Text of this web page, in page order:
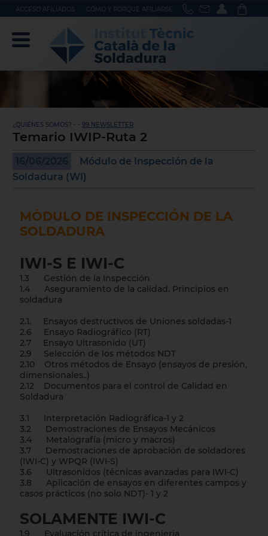
ACCÉSO AFILIADOS CÓMO Y PORQUÉ AFILIARSE
¿QUIÉNES SOMOS? - - 99 NEWSLETTER
Temario IWIP-Ruta 2
16/06/2026
Módulo de Inspección de la
Soldadura (WI)
MÓDULO DE INSPECCIÓN DE LA
SOLDADURA
IWI-S E IWI-C
1.3 Gestión de la Inspección
1.4 Aseguramiento de la calidad. Principios en
soldadura
2.1. Ensayos destructivos de Uniones soldadas-1
2.6 Ensayo Radiográfico (RT)
2.7 Ensayo Ultrasonido (UT)
2.9 Selección de los métodos NDT
2.10 Otros métodos de Ensayo (ensayos de presión,
dimensionales..)
2.12 Documentos para el control de Calidad en
Soldadura
3.1 Interpretación Radiográfica-1 y 2
3.2 Demostraciones de Ensayos Mecánicos
3.4 Metalografía (micro y macros)
3.7 Demostraciones de aprobación de soldadores
(IWI-C) y WPQR (IWI-S)
3.6 Ultrasonidos (técnicas avanzadas para IWI-C)
3.8 Aplicación de ensayos en diferentes campos y
casos prácticos (no solo NDT)- 1 y 2
SOLAMENTE IWI-C
1.9 Evaluación crítica de ingenieria